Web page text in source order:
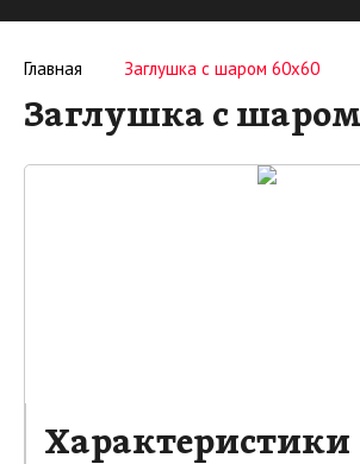
Главная Заглушка с шаром 60х60
Заглушка с
Характеристики